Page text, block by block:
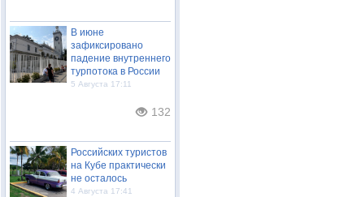
В июне
зафиксировано
падение внутреннего
турпотока в России
5 Августа 17:11
132
Российских туристов
на Кубе практически
не осталось
4 Августа 17:41